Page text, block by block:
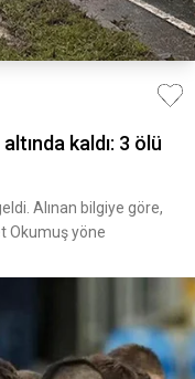
kaldı: 3 ölü
Alınan bilgiye göre,
Okumuş yöne